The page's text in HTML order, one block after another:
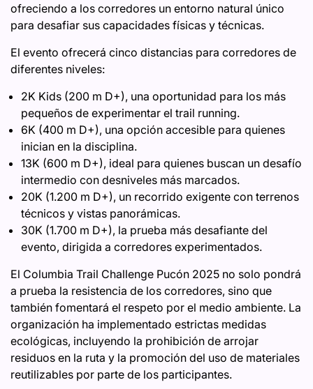
ofreciendo a los corredores un entorno natural único
para desafiar sus capacidades físicas y técnicas.
El evento ofrecerá cinco distancias para corredores de
diferentes niveles:
2K Kids (200 m D+), una oportunidad para los más
pequeños de experimentar el trail running.
6K (400 m D+), una opción accesible para quienes
inician en la disciplina.
13K (600 m D+), ideal para quienes buscan un desafío
intermedio con desniveles más marcados.
20K (1.200 m D+), un recorrido exigente con terrenos
técnicos y vistas panorámicas.
30K (1.700 m D+), la prueba más desafiante del
evento, dirigida a corredores experimentados.
El Columbia Trail Challenge Pucón 2025 no solo pondrá
a prueba la resistencia de los corredores, sino que
también fomentará el respeto por el medio ambiente. La
organización ha implementado estrictas medidas
ecológicas, incluyendo la prohibición de arrojar
residuos en la ruta y la promoción del uso de materiales
reutilizables por parte de los participantes.